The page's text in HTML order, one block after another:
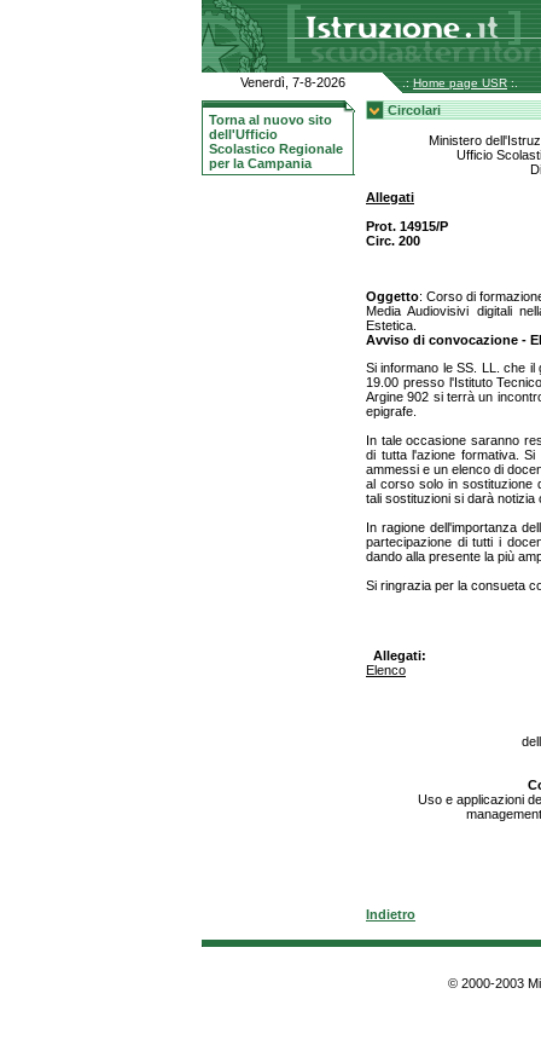
Venerdì, 7-8-2026 .: Home page USR :.
Torna al nuovo sito
dell'Ufficio
Scolastico Regionale
per la Campania
Circolari
Ministero
Ufficio
Allegati
Prot. 14915/P
Circ. 200
Oggetto: Corso di
Media Audiovisivi digitali
Estetica.
Avviso di convocazione -
Si informano le SS. LL. che il
19.00 presso l'Istituto
Argine 902 si terrà un
epigrafe.
In tale occasione saranno
di tutta l'azione formativa.
ammessi e un elenco di
al corso solo in sostituzione
tali sostituzioni si darà
In ragione dell'importanza
partecipazione di tutti i
dando alla presente la più
Si ringrazia per la consueta
Allegati:
Elenco
Uso e applicazioni
Indietro
© 2000-2003